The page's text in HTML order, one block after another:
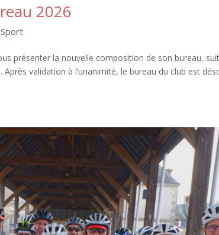
2026
Sport
présenter la nouvelle composition de son bureau,
validation à l’unanimité, le bureau du club est